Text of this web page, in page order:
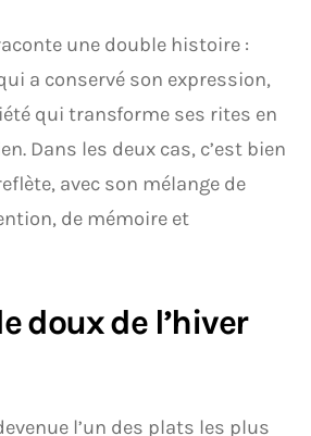
une double histoire :
a conservé son expression,
qui transforme ses rites en
Dans les deux cas, c’est bien
avec son mélange de
de mémoire et
doux de l’hiver
l’un des plats les plus